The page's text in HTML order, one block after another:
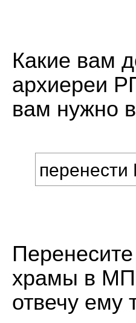
Какие вам
архиереи
вам нужно
храмы в
отвечу ему